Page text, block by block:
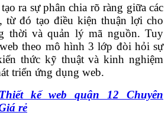
ra sự phân chia rõ ràng giữa các
từ đó tạo điều kiện thuận lợi cho
thời và quản lý mã nguồn. Tuy
theo mô hình 3 lớp đòi hỏi sự
thức kỹ thuật và kinh nghiệm
triển ứng dụng web.
Thiết kế web quận 12 Chuyên
rẻ